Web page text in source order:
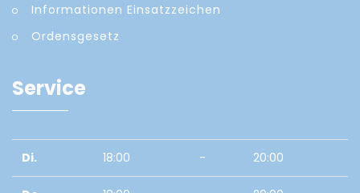
Informationen Einsatzzeichen
Ordensgesetz
Service
Di. 18:00 - 20:00